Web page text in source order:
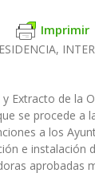
Imprimir
Extracto de la
se procede a
a los
e instalación
aprobadas